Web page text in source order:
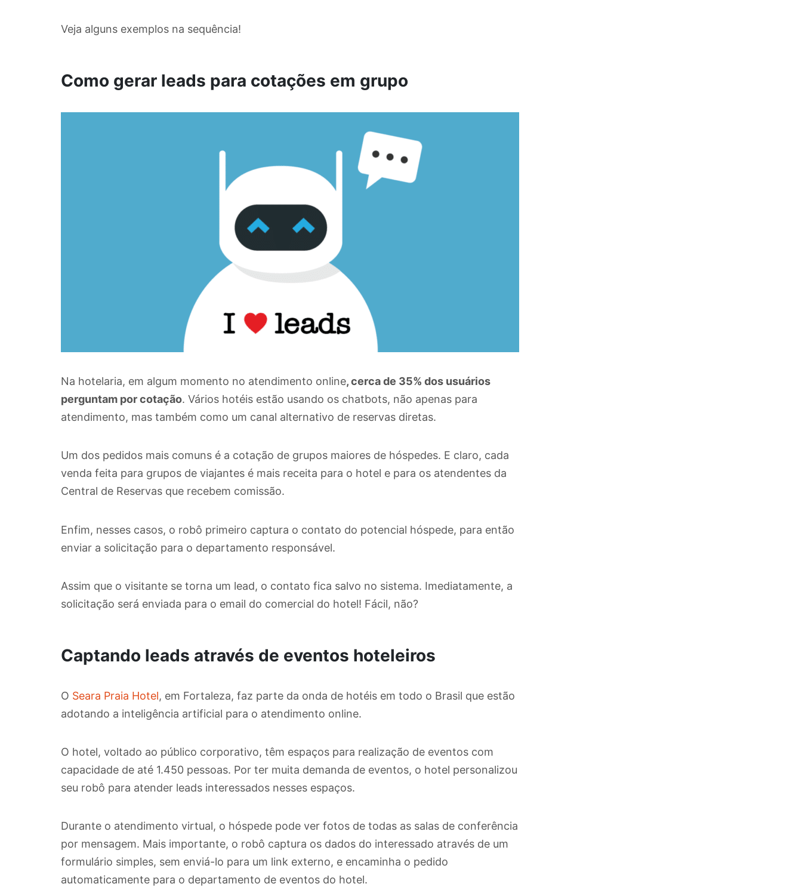
Veja alguns exemplos na sequência!
Como gerar leads para cotações em grupo
Na hotelaria, em algum momento no atendimento online, cerca de 35% dos usuários
perguntam por cotação. Vários hotéis estão usando os chatbots, não apenas para
atendimento, mas também como um canal alternativo de reservas diretas.
Um dos pedidos mais comuns é a cotação de grupos maiores de hóspedes. E claro, cada
venda feita para grupos de viajantes é mais receita para o hotel e para os atendentes da
Central de Reservas que recebem comissão.
Enfim, nesses casos, o robô primeiro captura o contato do potencial hóspede, para então
enviar a solicitação para o departamento responsável.
Assim que o visitante se torna um lead, o contato fica salvo no sistema. Imediatamente, a
solicitação será enviada para o email do comercial do hotel! Fácil, não?
Captando leads através de eventos hoteleiros
O Seara Praia Hotel, em Fortaleza, faz parte da onda de hotéis em todo o Brasil que estão
adotando a inteligência artificial para o atendimento online.
O hotel, voltado ao público corporativo, têm espaços para realização de eventos com
capacidade de até 1.450 pessoas. Por ter muita demanda de eventos, o hotel personalizou
seu robô para atender leads interessados nesses espaços.
Durante o atendimento virtual, o hóspede pode ver fotos de todas as salas de conferência
por mensagem. Mais importante, o robô captura os dados do interessado através de um
formulário simples, sem enviá-lo para um link externo, e encaminha o pedido
automaticamente para o departamento de eventos do hotel.